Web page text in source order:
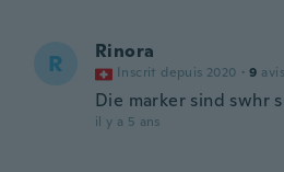
R Rinora
Inscrit depuis 2020 · 9 avis
Die marker sind swhr
il y a 5 ans